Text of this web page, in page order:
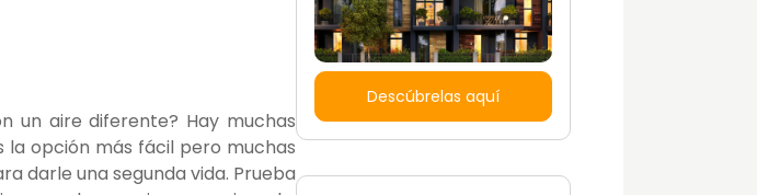
un aire diferente? Hay muchas
la opción más fácil pero muchas
darle una segunda vida. Prueba
Descúbrelas aquí